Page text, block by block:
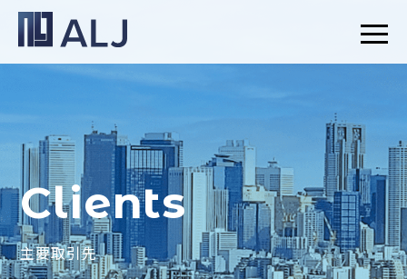
Clients
主要取引先